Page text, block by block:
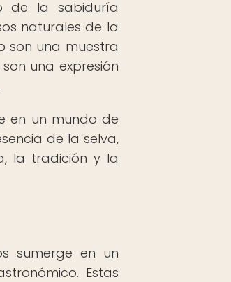
de la sabiduría
naturales de la
son una muestra
una expresión
en un mundo de
de la selva,
la tradición y la
sumerge en un
Estas